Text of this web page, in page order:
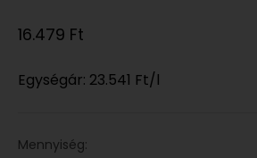
Eladási ár
16.479 Ft
Egységár: 23.541 Ft/l
Mennyiség: